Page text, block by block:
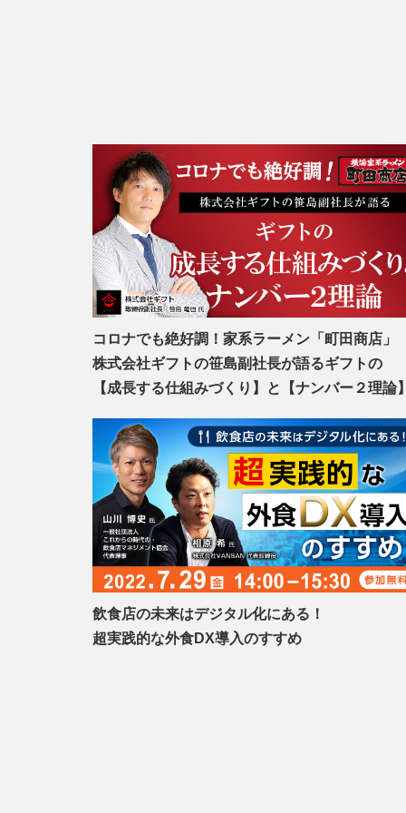
コロナでも絶好調！家系ラーメン「町田商店」
株式会社ギフトの笹島副社長が語るギフトの
【成長する仕組みづくり】と【ナンバー２理論】
飲食店の未来はデジタル化にある！
超実践的な外食DX導入のすすめ